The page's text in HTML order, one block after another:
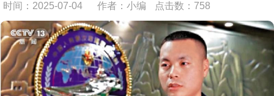
时间：2025-07-04 作者：小编 点击数： 758